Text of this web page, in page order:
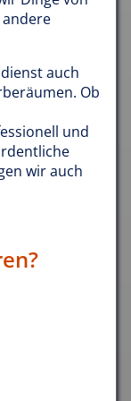
auch
Ob
und
wir auch